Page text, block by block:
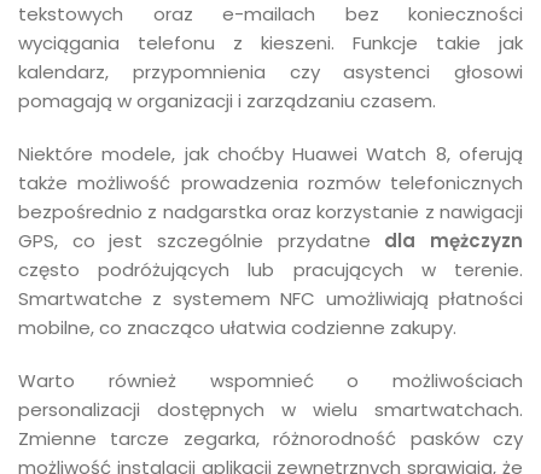
tekstowych oraz e-mailach bez konieczności
wyciągania telefonu z kieszeni. Funkcje takie jak
kalendarz, przypomnienia czy asystenci głosowi
pomagają w organizacji i zarządzaniu czasem.
Niektóre modele, jak choćby Huawei Watch 8, oferują
także możliwość prowadzenia rozmów telefonicznych
bezpośrednio z nadgarstka oraz korzystanie z nawigacji
GPS, co jest szczególnie przydatne dla mężczyzn
często podróżujących lub pracujących w terenie.
Smartwatche z systemem NFC umożliwiają płatności
mobilne, co znacząco ułatwia codzienne zakupy.
Warto również wspomnieć o możliwościach
personalizacji dostępnych w wielu smartwatchach.
Zmienne tarcze zegarka, różnorodność pasków czy
możliwość instalacji aplikacji zewnętrznych sprawiają, że